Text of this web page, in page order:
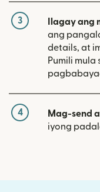
3 Ilagay ang
ang
details, at
Pumili
4 Mag-send
iyong